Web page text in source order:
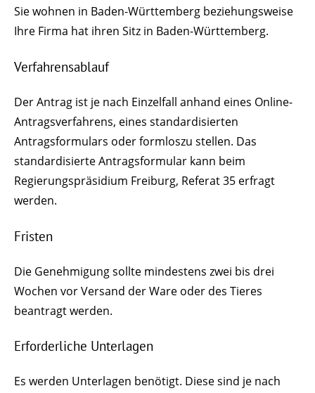
Sie wohnen in Baden-Württemberg beziehungsweise
Ihre Firma hat ihren Sitz in Baden-Württemberg.
Verfahrensablauf
Der Antrag ist je nach Einzelfall anhand eines Online-
Antragsverfahrens, eines standardisierten
Antragsformulars oder formloszu stellen. Das
standardisierte Antragsformular kann beim
Regierungspräsidium Freiburg, Referat 35 erfragt
werden.
Fristen
Die Genehmigung sollte mindestens zwei bis drei
Wochen vor Versand der Ware oder des Tieres
beantragt werden.
Erforderliche Unterlagen
Es werden Unterlagen benötigt. Diese sind je nach